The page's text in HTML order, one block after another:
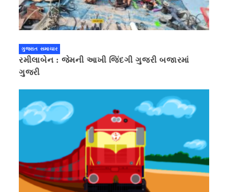
ગુજરાત સમાચાર
રમીલાબેન : જેમની આખી જિંદગી ગુજરી બજારમાં
ગુજરી